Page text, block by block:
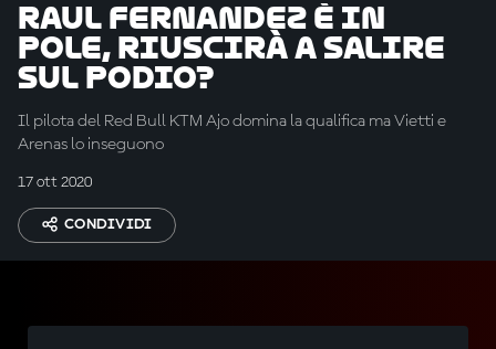
Raul Fernandez è in
pole, riuscirà a salire
sul podio?
Il pilota del Red Bull KTM Ajo domina la qualifica ma Vietti e
Arenas lo inseguono
17 ott 2020
CONDIVIDI